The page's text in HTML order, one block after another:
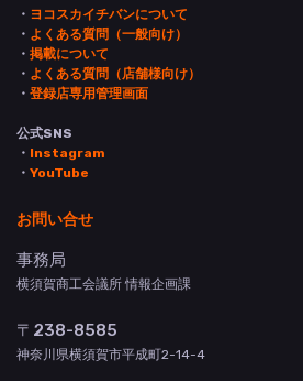
・ ヨコスカイチバンについて
・ よくある質問（一般向け）
・ 掲載について
・ よくある質問（店舗様向け）
・ 登録店専用管理画面
公式SNS
・ Instagram
・ YouTube
お問い合せ
事務局
横須賀商工会議所 情報企画課
〒238-8585
神奈川県横須賀市平成町2-14-4